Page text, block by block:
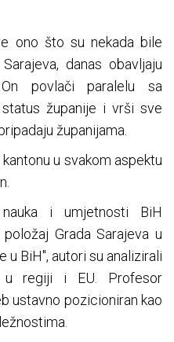
ono što su nekada bile
danas obavljaju
On povlači paralelu sa
županije i vrši sve
županijama.
u svakom aspektu
i umjetnosti BiH
Grada Sarajeva u
u BiH", autori su analizirali
u regiji i EU. Profesor
ustavno pozicioniran kao